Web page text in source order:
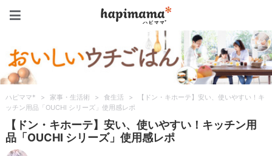
ハピママ* > 家事・生活術 > 食生活 >
【ドン・キホーテ】安い、使いやすい！キ
ッチン用品「OUCHI シリーズ」使用感レポ
【ドン・キホーテ】安い、使いやすい！キッチン用
品「OUCHI シリーズ」使用感レポ